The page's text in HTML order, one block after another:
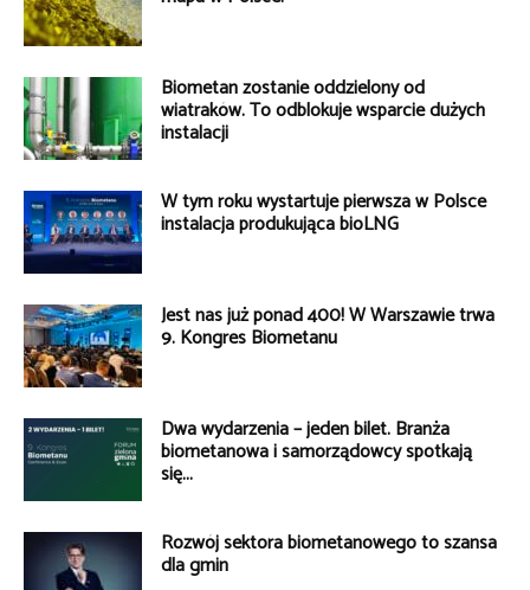
Biometan zostanie oddzielony od
wiatraków. To odblokuje wsparcie dużych
instalacji
W tym roku wystartuje pierwsza w Polsce
instalacja produkująca bioLNG
Jest nas już ponad 400! W Warszawie trwa
9. Kongres Biometanu
Dwa wydarzenia – jeden bilet. Branża
biometanowa i samorządowcy spotkają
się...
Rozwój sektora biometanowego to szansa
dla gmin